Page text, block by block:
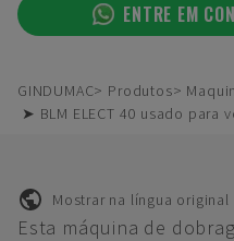
ENTRE EM
GINDUMAC Produtos
➤ BLM ELECT 40 usado para
Mostrar na língua original
Esta máquina de